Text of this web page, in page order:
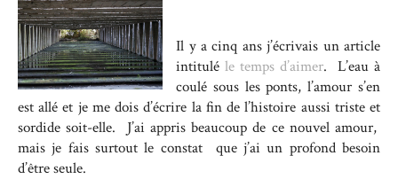
Il y a cinq ans j’écrivais un article
intituléle temps d’aimer. L’eau à
coulé sous les ponts, l’amour s’en
est allé et je me dois d’écrire la fin de l’histoire aussi triste et
sordide soit-elle. J’ai appris beaucoup de ce nouvel amour,
mais je fais surtout le constat que j’ai un profond besoin
d’être seule.